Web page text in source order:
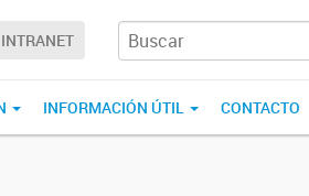
INTRANET
INFORMACIÓN ÚTIL CONTACTO